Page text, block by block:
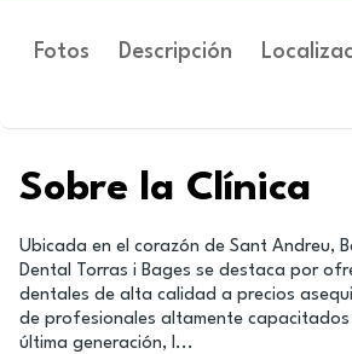
Fotos Descripción
Sobre la Clínica
Ubicada en el corazón de Sant Andreu,
Dental Torras i Bages se destaca por
dentales de alta calidad a precios
de profesionales altamente
última generación, l...